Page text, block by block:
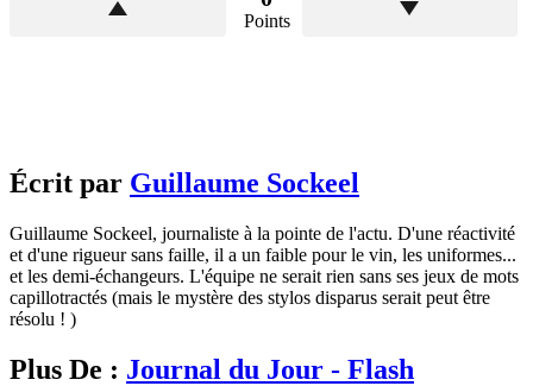
Points
Écrit par Guillaume Sockeel
Guillaume Sockeel, journaliste à la pointe de l'actu. D'une réactivité
et d'une rigueur sans faille, il a un faible pour le vin, les uniformes...
et les demi-échangeurs. L'équipe ne serait rien sans ses jeux de mots
capillotractés (mais le mystère des stylos disparus serait peut être
résolu ! )
Plus De : Journal du Jour - Flash